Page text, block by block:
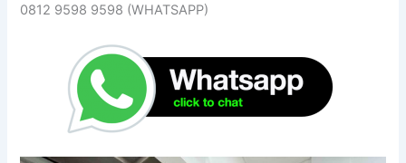
0812 9598 9598 (WHATSAPP)